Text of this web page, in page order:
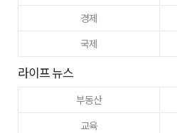
경제
국제
라이프 뉴스
부동산
교육